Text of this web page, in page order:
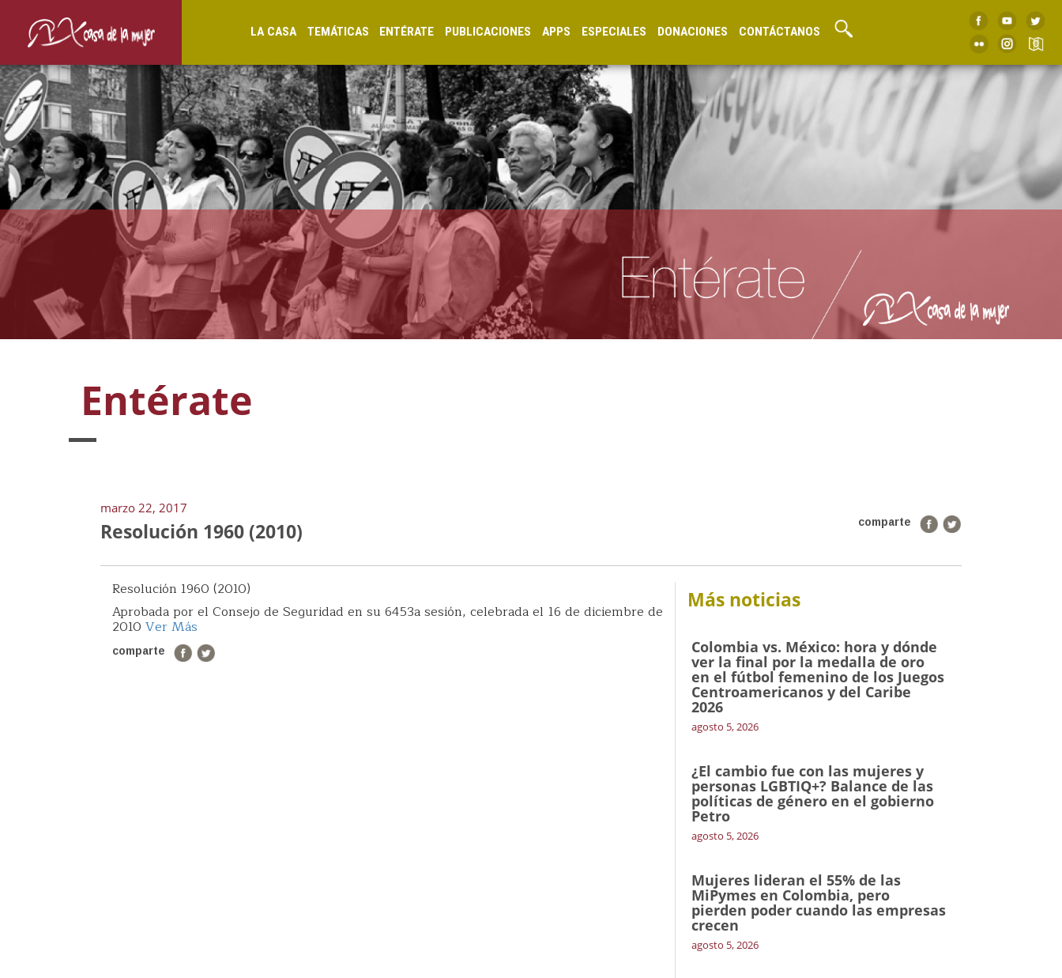
LA CASA TEMÁTICAS ENTÉRATE PUBLICACIONES APPS ESPECIALES DONACIONES CONTÁCTANOS
Entérate
marzo 22, 2017
comparte
Resolución 1960 (2010)
Resolución 1960 (2010)
Aprobada por el Consejo de Seguridad en su 6453a sesión, celebrada el 16 de diciembre de
2010 Ver Más
comparte
Más noticias
Colombia vs. México: hora y dónde
ver la final por la medalla de oro
en el fútbol femenino de los Juegos
Centroamericanos y del Caribe
2026
agosto 5, 2026
¿El cambio fue con las mujeres y
personas LGBTIQ+? Balance de las
políticas de género en el gobierno
Petro
agosto 5, 2026
Mujeres lideran el 55% de las
MiPymes en Colombia, pero
pierden poder cuando las empresas
crecen
agosto 5, 2026